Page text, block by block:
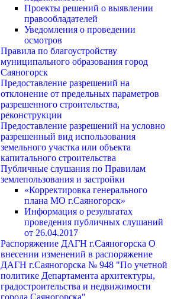
Проекты решений о выявлении
правообладателей
Уведомления о проведении
осмотров
Правила по благоустройству
муниципального образования город
Саяногорск
Предоставление разрешений на
отклонение от предельных параметров
разрешенного строительства,
реконструкции
Предоставление разрешений на условно
разрешенный вид использования
земельного участка или объекта
капитального строительства
Публичные слушания по Правилам
землепользования и застройки
«Корректировка генерального
плана МО г.Саяногорск»
Информация о результатах
проведения публичных слушаний
от 26.04.2017
Распоряжение ДАГН г.Саяногорска О
внесении изменений в распоряжение
ДАГН г.Саяногорска № 948 "По учетной
политике Департамента архитектуры,
градостроительства и недвижимости